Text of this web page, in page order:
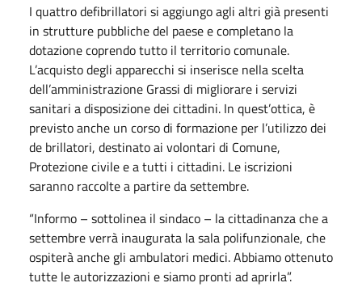
I quattro defibrillatori si aggiungo agli altri già presenti
in strutture pubbliche del paese e completano la
dotazione coprendo tutto il territorio comunale.
L’acquisto degli apparecchi si inserisce nella scelta
dell’amministrazione Grassi di migliorare i servizi
sanitari a disposizione dei cittadini. In quest’ottica, è
previsto anche un corso di formazione per l’utilizzo dei
de brillatori, destinato ai volontari di Comune,
Protezione civile e a tutti i cittadini. Le iscrizioni
saranno raccolte a partire da settembre.
“Informo – sottolinea il sindaco – la cittadinanza che a
settembre verrà inaugurata la sala polifunzionale, che
ospiterà anche gli ambulatori medici. Abbiamo ottenuto
tutte le autorizzazioni e siamo pronti ad aprirla”.